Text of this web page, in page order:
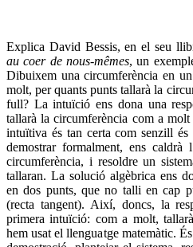
Explica David Bessis, en el seu
au coer de nous-mêmes, un
Dibuixem una circumferència en
molt, per quants punts tallarà la
full? La intuïció ens dona una
tallarà la circumferència com a
intuïtiva és tan certa com senzill
demostrar formalment, ens
circumferència, i resoldre un
tallaran. La solució algèbrica ens
en dos punts, que no talli en cap
(recta tangent). Així, doncs, la
primera intuïció: com a molt,
hem usat el llenguatge matemàtic.